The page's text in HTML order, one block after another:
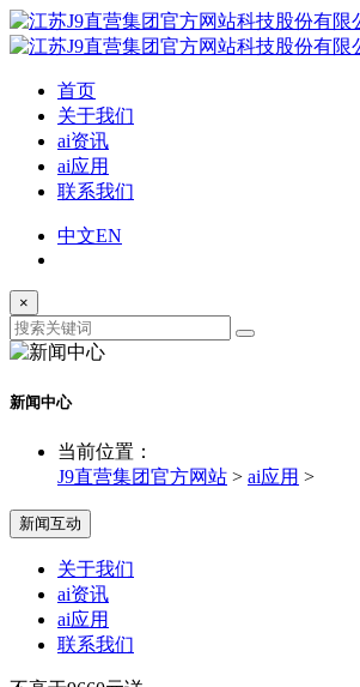
首页
关于我们
ai资讯
ai应用
联系我们
中文EN
×
新闻中心
当前位置：
J9直营集团官方网站 > ai应用 >
新闻互动
关于我们
ai资讯
ai应用
联系我们